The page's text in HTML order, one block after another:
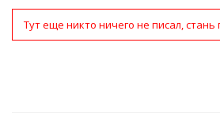
Тут еще никто ничего не писал,